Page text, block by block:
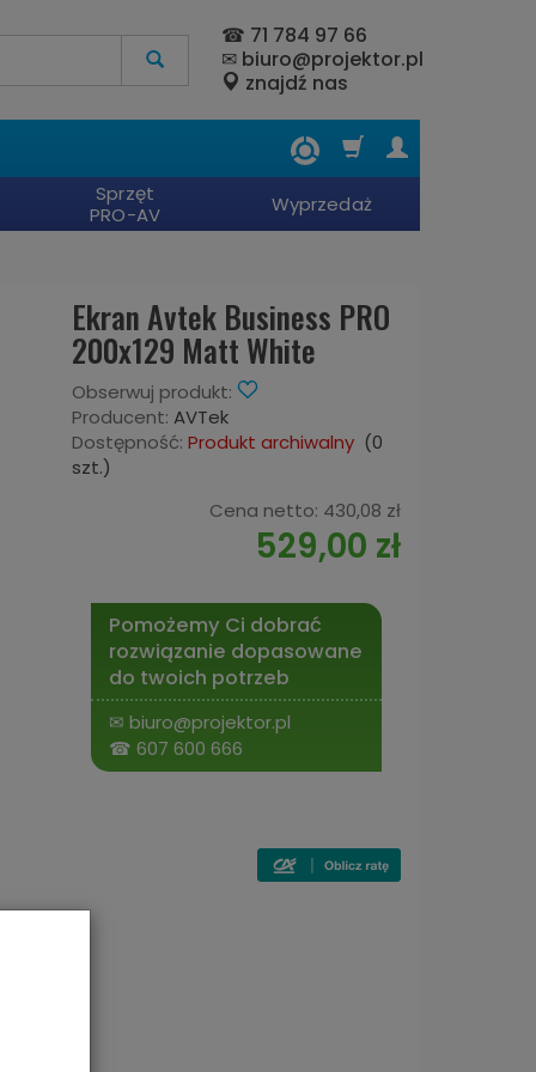
☎ 71 784 97 66
✉ biuro@projektor.pl
znajdź nas
Sprzęt
PRO-AV
Wyprzedaż
Ekran Avtek Business PRO
200x129 Matt White
Obserwuj produkt:
Producent: AVTek
Dostępność: Produkt archiwalny (0
szt.)
Cena netto: 430,08 zł
529,00 zł
Pomożemy Ci dobrać
rozwiązanie dopasowane
do twoich potrzeb
✉biuro@projektor.pl
☎607 600 666